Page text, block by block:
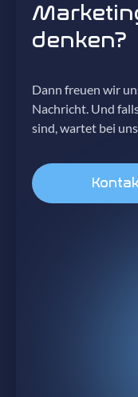
denken?
Dann freuen wir
Nachricht. Und
sind, wartet bei